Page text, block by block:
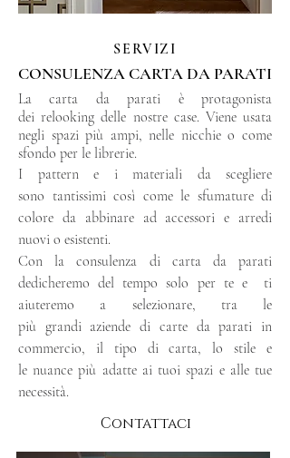
SERVIZI
CONSULENZA CARTA DA PARATI
La carta da parati è protagonista
dei relooking delle nostre case. Viene usata
negli spazi più ampi, nelle nicchie o come
sfondo per le librerie.
I pattern e i materiali da scegliere
sono tantissimi così come le sfumature di
colore da abbinare ad accessori e arredi
nuovi o esistenti.
Con la consulenza di carta da parati
dedicheremo del tempo solo per te e ti
aiuteremo a selezionare, tra le
più grandi aziende di carte da parati in
commercio, il tipo di carta, lo stile e
le nuance più adatte ai tuoi spazi e alle tue
necessità.
Contattaci